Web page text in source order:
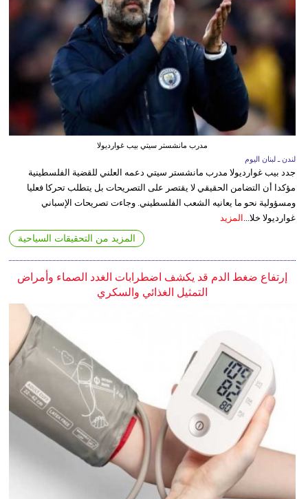
مدرب مانشستر سيتي بيب غوارديولا
لندن ـ لبنان اليوم
جدد بيب غوارديولا مدرب مانشستر سيتي دعمه العلني للقضية الفلسطينية
مؤكدا أن التضامن الحقيقي لا يقتصر على التصريحات بل يتطلب تحركا فعليا
ومسؤولية نحو ما يعانيه الشعب الفلسطيني. وجاءت تصريحات الإسباني
غوارديولا خلا...
المزيد
المزيد من التحقيقات السياحية
إرتفاع ضغط الدم قد يكشف اضطرابات الغدد الصماء وأمراض
التمثيل الغذائي والسكري